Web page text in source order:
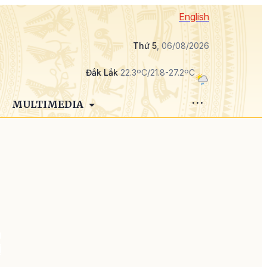
English
Thứ 5, 06/08/2026
Đắk Lắk22.3ºC/21.8-27.2ºC
MULTIMEDIA